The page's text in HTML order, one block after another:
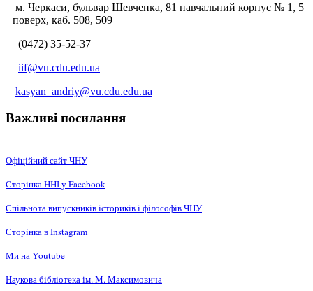
м. Черкаси, бульвар Шевченка, 81 навчальний корпус № 1, 5
поверх, каб. 508, 509
(0472) 35-52-37
iif@vu.cdu.edu.ua
kasyan_andriy@vu.cdu.edu.ua
Важливі посилання
Офіційний сайт ЧНУ
Сторінка ННІ у Facebook
Спільнота випускників істориків і філософів ЧНУ
Сторінка в Instagram
Ми на Youtube
Наукова бібліотека ім. М. Максимовича